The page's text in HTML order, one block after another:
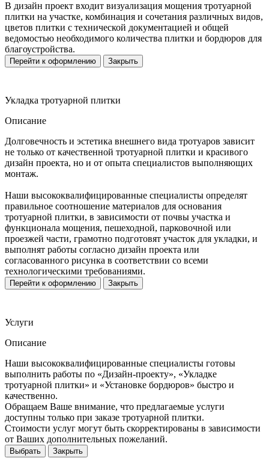
В дизайн проект входит визуализация мощения тротуарной
плитки на участке, комбинация и сочетания различных видов,
цветов плитки с технической документацией и общей
ведомостью необходимого количества плитки и бордюров для
благоустройства.
Перейти к оформлению Закрыть
Укладка тротуарной плитки
Описание
Долговечность и эстетика внешнего вида тротуаров зависит
не только от качественной тротуарной плитки и красивого
дизайн проекта, но и от опыта специалистов выполняющих
монтаж.
Наши высококвалифицированные специалисты определят
правильное соотношение материалов для основания
тротуарной плитки, в зависимости от почвы участка и
функционала мощения, пешеходной, парковочной или
проезжей части, грамотно подготовят участок для укладки, и
выполнят работы согласно дизайн проекта или
согласованного рисунка в соответствии со всеми
технологическими требованиями.
Перейти к оформлению Закрыть
Услуги
Описание
Наши высококвалифицированные специалисты готовы
выполнить работы по «Дизайн-проекту», «Укладке
тротуарной плитки» и «Установке бордюров» быстро и
качественно.
Обращаем Ваше внимание, что предлагаемые услуги
доступны только при заказе тротуарной плитки.
Стоимости услуг могут быть скорректированы в зависимости
от Ваших дополнительных пожеланий.
Выбрать Закрыть